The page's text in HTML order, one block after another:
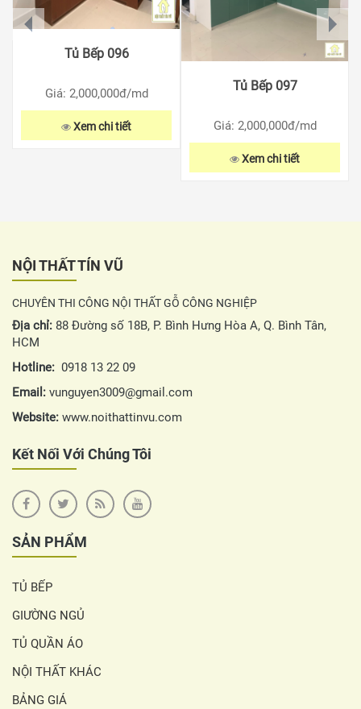
Tủ Bếp 096
Giá: 2,000,000đ/md
Xem chi tiết
Tủ Bếp 097
Giá: 2,000,000đ/md
Xem chi tiết
prev next
NỘI THẤT TÍN VŨ
CHUYÊN THI CÔNG NỘI THẤT GỖ CÔNG NGHIỆP
Địa chỉ: 88 Đường số 18B, P. Bình Hưng Hòa A, Q. Bình Tân,
HCM
Hotline: 0918 13 22 09
Email: vunguyen3009@gmail.com
Website: www.noithattinvu.com
Kết Nối Với Chúng Tôi
SẢN PHẨM
TỦ BẾP
GIƯỜNG NGỦ
TỦ QUẦN ÁO
NỘI THẤT KHÁC
BẢNG GIÁ